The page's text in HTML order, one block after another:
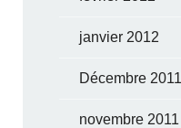
janvier 2012
Décembre 2011
novembre 2011